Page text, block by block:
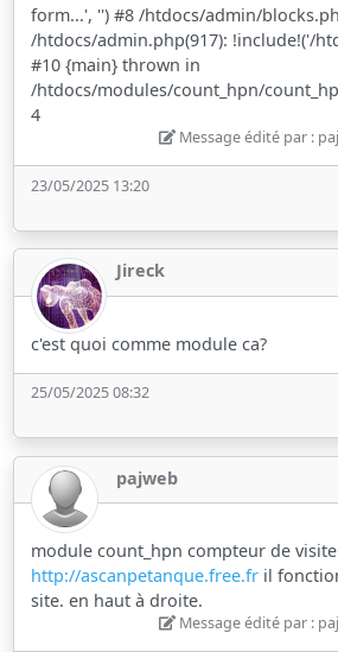
form...', '') #8 /htdocs/admin/
/htdocs/admin.php(917): !include!('/
#10 {main} thrown in
/htdocs/modules/count_hpn/
4
Message édité par :
23/05/2025 13:20
Jireck
c'est quoi comme module ca?
25/05/2025 08:32
pajweb
module count_hpn compteur de
http://ascanpetanque.free.fr il
site. en haut à droite.
Message édité par :